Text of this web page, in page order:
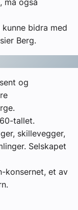
bidra med
Berg.
og
tallet.
skillevegger,
Selskapet
konsernet, et av